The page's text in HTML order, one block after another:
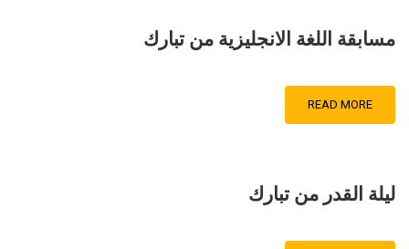
مسابقة اللغة الانجليزية من تبارك
READ MORE
ليلة القدر من تبارك